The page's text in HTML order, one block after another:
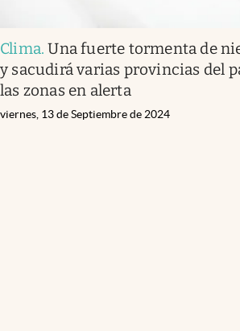
Clima.Una fuerte tormenta de
y sacudirá varias provincias del
las zonas en alerta
viernes, 13 de Septiembre de 2024